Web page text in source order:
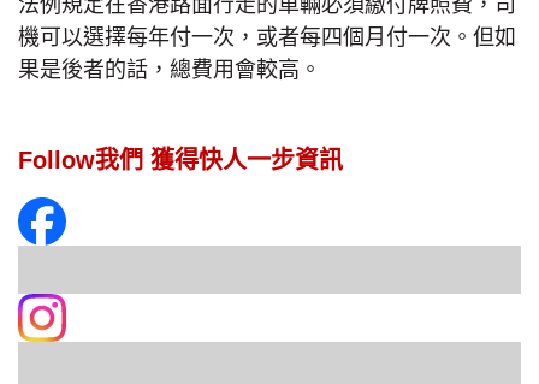
機可以選擇每年付一次，或者每四個月付一次。但如
果是後者的話，總費用會較高。
Follow我們 獲得快人一步資訊